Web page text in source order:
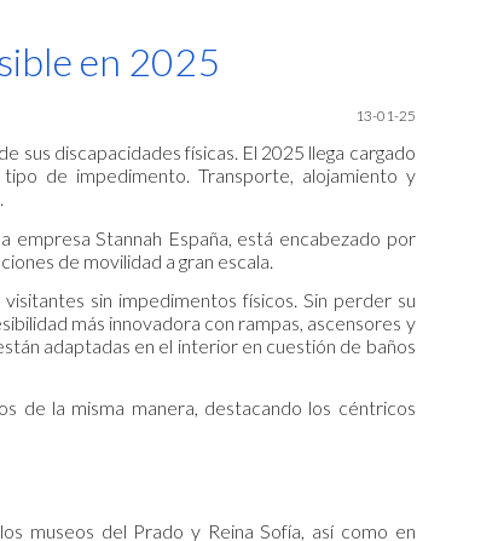
en 2025
13-01-25
sus discapacidades físicas. El 2025 llega cargado
de impedimento. Transporte, alojamiento y
Stannah España, está encabezado por
de movilidad a gran escala.
sin impedimentos físicos. Sin perder su
más innovadora con rampas, ascensores y
adaptadas en el interior en cuestión de baños
de la misma manera, destacando los céntricos
museos del Prado y Reina Sofía, así como en